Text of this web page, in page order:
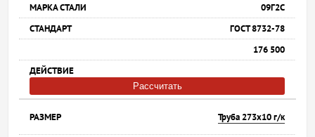
09Г2С
ГОСТ 8732-78
176 500
Рассчитать
Труба 273х10 г/к